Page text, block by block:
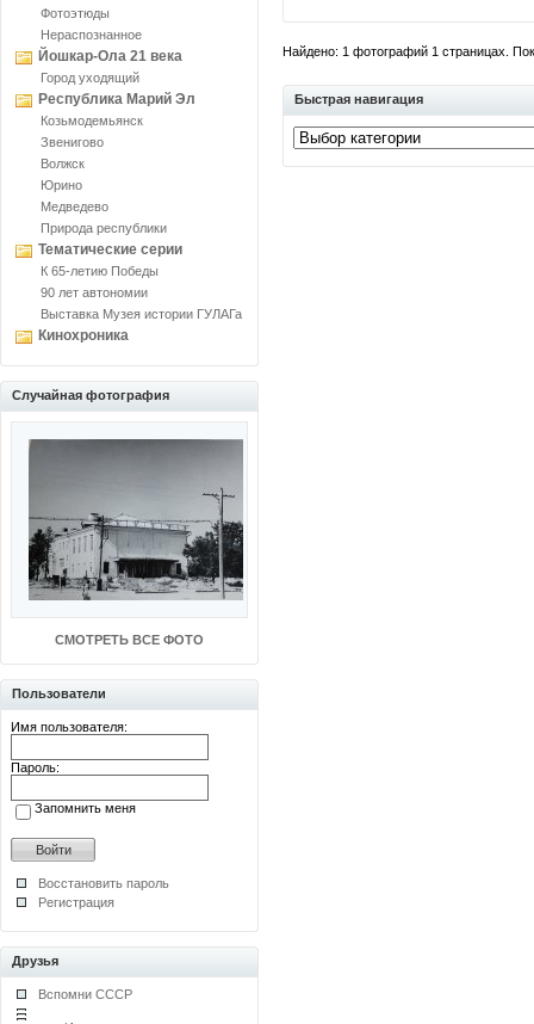
Фотоэтюды
Нераспознанное
Йошкар-Ола 21 века
Город уходящий
Республика Марий Эл
Козьмодемьянск
Звенигово
Волжск
Юрино
Медведево
Природа республики
Тематические серии
К 65-летию Победы
90 лет автономии
Выставка Музея истории ГУЛАГа
Кинохроника
Случайная фотография
СМОТРЕТЬ ВСЕ ФОТО
Пользователи
Имя пользователя:
Пароль:
Запомнить меня
Восстановить пароль
Регистрация
Друзья
Вспомни СССР
Найдено: 1 фотографий 1 страницах.
Быстрая навигация